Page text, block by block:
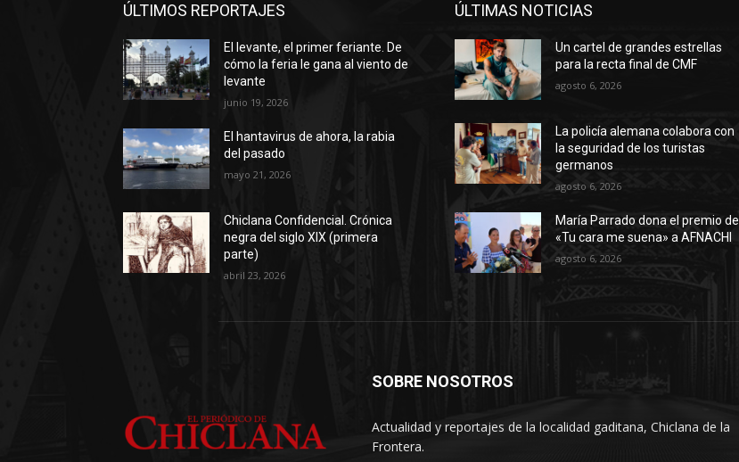
ÚLTIMOS REPORTAJES
El levante, el primer feriante. De
cómo la feria le gana al viento de
levante
junio 19, 2026
El hantavirus de ahora, la rabia
del pasado
mayo 21, 2026
Chiclana Confidencial. Crónica
negra del siglo XIX (primera
parte)
abril 23, 2026
ÚLTIMAS NOTICIAS
Un cartel de grandes estrellas
para la recta final de CMF
agosto 6, 2026
La policía alemana colabora con
la seguridad de los turistas
germanos
agosto 6, 2026
María Parrado dona el premio de
«Tu cara me suena» a AFNACHI
agosto 6, 2026
SOBRE NOSOTROS
Actualidad y reportajes de la localidad gaditana, Chiclana de la
Frontera.